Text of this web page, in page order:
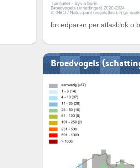
broedparen per atlasblok
Broedvogels